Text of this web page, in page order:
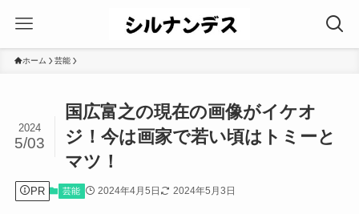
ホーム 芸能
国広富之の現在の画像がイケオ
ジ！今は画家で若い頃はトミーと
マツ！
2024
5/03
PR 芸能 2024年4月5日 2024年5月3日